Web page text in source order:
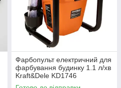
Фарбопульт електричний для
фарбування будинку 1.1 л/хв
Kraft&Dele KD1746
фарбопульти для побілки